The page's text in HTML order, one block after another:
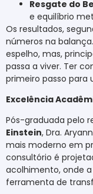
Resgate do
e equilíbrio
Os resultados,
números na
espelho, mas,
passa a viver. Ter
primeiro passo para
Excelência
Pós-graduada pelo
Einstein, Dra.
mais moderno em
consultório é
acolhimento, onde
ferramenta de